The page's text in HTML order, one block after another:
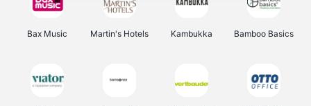
Bax Music Martin's Hotels Kambukka Bamboo Basics